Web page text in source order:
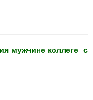
мужчине коллеге с